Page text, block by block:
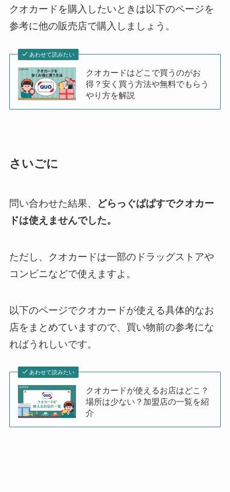
クオカードを購入したいときは以下のページを
参考に他の販売店で購入しましょう。
あわせて読みたい
クオカードはどこで買うのがお
得？安く買う方法や無料でもらう
やり方を解説
さいごに
問い合わせた結果、
どらっぐぱぱすでクオカー
ドは使えませんでした。
ただし、クオカードは一部のドラッグストアや
コンビニなどで使えますよ。
以下のページでクオカードが使える具体的なお
店をまとめていますので、買い物前の参考にな
ればうれしいです。
あわせて読みたい
クオカードが使えるお店はどこ？
場所は少ない？加盟店の一覧を紹
介